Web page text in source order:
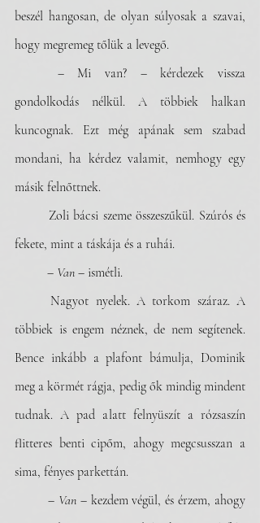
beszél hangosan, de olyan súlyosak a szavai,
hogy megremeg tőlük a levegő.
gondolkodás nélkül. A többiek halkan
kuncognak. Ezt még apának sem szabad
mondani, ha kérdez valamit, nemhogy egy
másik felnőttnek.
fekete, mint a táskája és a ruhái.
	–
Van – ismétli.
többiek is engem néznek, de nem segítenek.
Bence inkább a plafont bámulja, Dominik
meg a körmét rágja, pedig ők mindig mindent
tudnak. A pad alatt felnyüszít a rózsaszín
flitteres benti cipőm, ahogy megcsusszan a
sima, fényes parkettán.
	–
Van – kezdem végül, és érzem, ahogy